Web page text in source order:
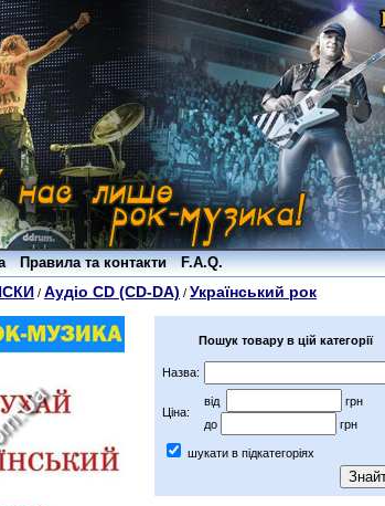
Правила та контакти F.A.Q.
/ Аудіо CD (CD-DA) / Український рок
Пошук товару в цій категорії
Назва:
Ціна:
від
грн
до
грн
шукати в підкатегоріях